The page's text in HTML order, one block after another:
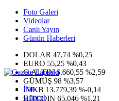
Foto Galeri
Videolar
Canlı Yayın
Günün Haberleri
DOLAR 47,74 %0,25
EURO 55,25 %0,43
G.ALTIN6.660,55 %2,59
GÜMÜŞ 98 %3,57
IMKB 13.779,39 %-0,14
BITCOIN 65.046 %1,21
İlan
Güncel